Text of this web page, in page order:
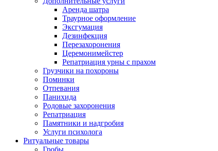
Аренда шатра
Траурное оформление
Эксгумация
Дезинфекция
Перезахоронения
Церемонимейстер
Репатриация урны с прахом
Грузчики на похороны
Поминки
Отпевания
Панихида
Родовые захоронения
Репатриация
Памятники и надгробия
Услуги психолога
Ритуальные товары
Гробы